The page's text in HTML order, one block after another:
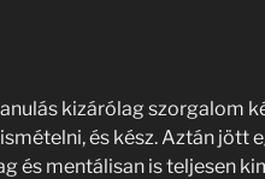
kizárólag szorgalom
és kész. Aztán jött
és mentálisan is teljesen